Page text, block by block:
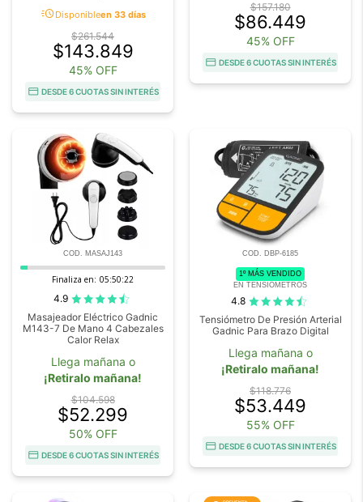
acuteDisponibleen 33 días
$261.544
$143.849
45% OFF
DESDE 6 CUOTAS SIN INTERÉS
$157.180
$86.449
45% OFF
DESDE 6 CUOTAS SIN INTERÉS
COD. MASAJ143
Finaliza en: 05:50:20
4.9
Masajeador Eléctrico Gadnic
M143-7 De Mano 4 Cabezales
Calor Relax
Llega mañana o
¡Retiralo mañana!
$104.598
$52.299
50% OFF
DESDE 6 CUOTAS SIN INTERÉS
COD. DBP-6185
1º MÁS VENDIDO
EN TENSIOMETROS
4.8
Tensiómetro De Presión Arterial
Gadnic Para Brazo Digital
Llega mañana o
¡Retiralo mañana!
$118.776
$53.449
55% OFF
DESDE 6 CUOTAS SIN INTERÉS